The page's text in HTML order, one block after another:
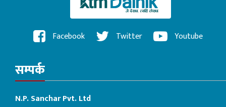
Facebook Twitter Youtube
सम्पर्क
N.P. Sanchar Pvt. Ltd